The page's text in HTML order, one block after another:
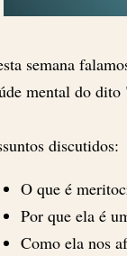
semana
mental do dito
discutidos:
O que é
Por que ela é
Como ela nos